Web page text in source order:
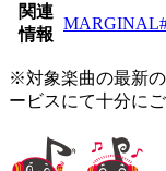
関連
情報
※対象楽曲の最新
ービスにて十分に